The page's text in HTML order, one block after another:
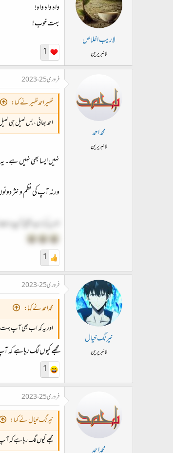
لاريب اخلاص
لائبریرین
واہ واہ واہ!
بہت خوب !
1
محمداحمد
لائبریرین
فروری 25، 2023
ظہیراحمدظہیر نے کہا:
احمد بھائی ، بس کھیل ہی
نہیں ایسا بھی نہیں
ورنہ آپ کی نظم و نثر
اور یہ کہ اب بھی آپ
1
نیرنگ خیال
لائبریرین
فروری 25، 2023
محمداحمد نے کہا:
اور یہ کہ اب بھی آپ بہت
مجھے کیوں لگ رہا ہے کہ
1
فروری 25، 2023
نیرنگ خیال نے کہا:
مجھے کیوں لگ رہا ہے کہ